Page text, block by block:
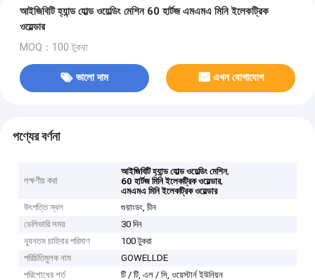
আইজিবিটি হ্যান্ড হোল্ড ওয়েল্ডিং মেশিন 60 হার্টজ এমএমএ মিনি ইলেকট্রিক
ওয়েল্ডার
MOQ：100 টুকরা
ভালো দাম এখন যোগাযোগ
পণ্যের বর্ণনা
লক্ষণীয় করা
আইজিবিটি হ্যান্ড হোল্ড ওয়েল্ডিং মেশিন,
60 হার্টজ মিনি ইলেকট্রিক ওয়েল্ডার,
এমএমএ মিনি ইলেকট্রিক ওয়েল্ডার
উৎপত্তি স্থল
গুয়াংডং, চীন
ডেলিভারি সময়
30 দিন
ন্যূনতম চাহিদার পরিমাণ
100 টুকরা
পরিচিতিমুলক নাম
GOWELLDE
পরিশোধের শর্ত
টি / টি, এল / সি, ওয়েস্টার্ন ইউনিয়ন